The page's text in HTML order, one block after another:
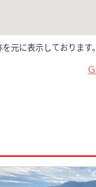
元に表示しております